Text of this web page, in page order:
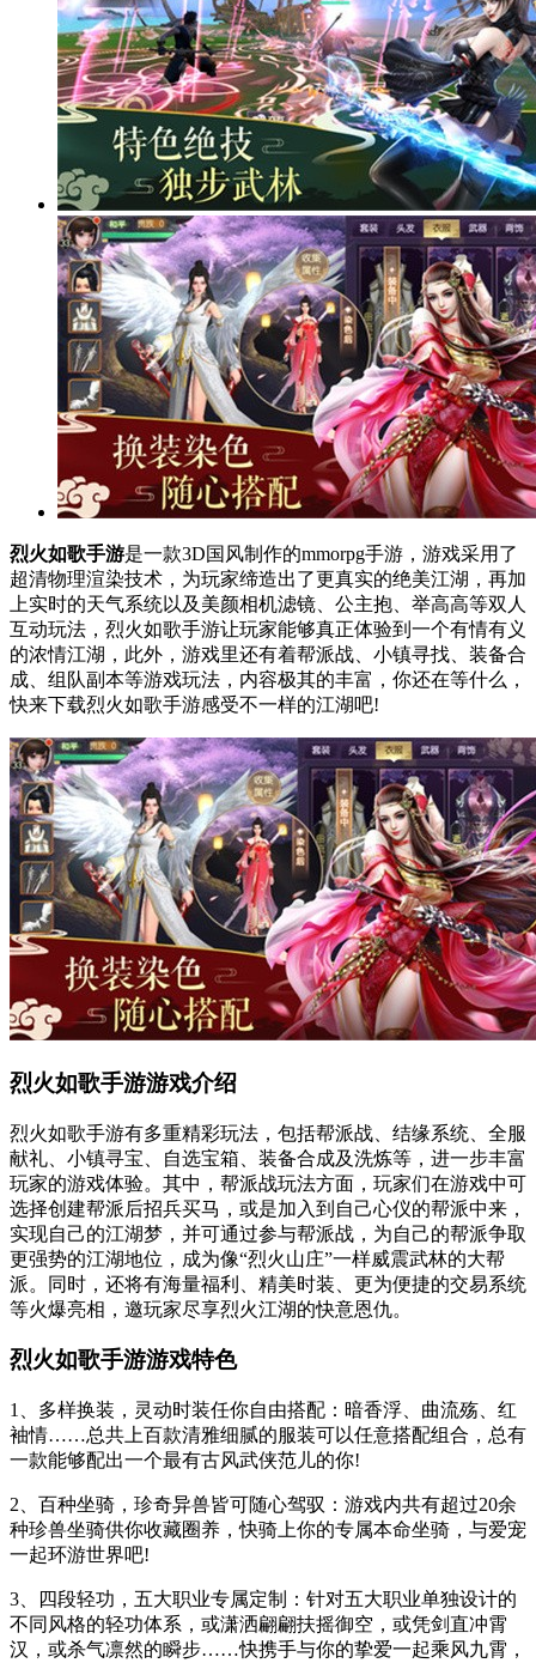
烈火如歌手游是一款3D国风制作的mmorpg手游，游戏采用了
超清物理渲染技术，为玩家缔造出了更真实的绝美江湖，再加
上实时的天气系统以及美颜相机滤镜、公主抱、举高高等双人
互动玩法，烈火如歌手游让玩家能够真正体验到一个有情有义
的浓情江湖，此外，游戏里还有着帮派战、小镇寻找、装备合
成、组队副本等游戏玩法，内容极其的丰富，你还在等什么，
快来下载烈火如歌手游感受不一样的江湖吧!
烈火如歌手游游戏介绍
烈火如歌手游有多重精彩玩法，包括帮派战、结缘系统、全服
献礼、小镇寻宝、自选宝箱、装备合成及洗炼等，进一步丰富
玩家的游戏体验。其中，帮派战玩法方面，玩家们在游戏中可
选择创建帮派后招兵买马，或是加入到自己心仪的帮派中来，
实现自己的江湖梦，并可通过参与帮派战，为自己的帮派争取
更强势的江湖地位，成为像“烈火山庄”一样威震武林的大帮
派。同时，还将有海量福利、精美时装、更为便捷的交易系统
等火爆亮相，邀玩家尽享烈火江湖的快意恩仇。
烈火如歌手游游戏特色
1、多样换装，灵动时装任你自由搭配：暗香浮、曲流殇、红
袖情……总共上百款清雅细腻的服装可以任意搭配组合，总有
一款能够配出一个最有古风武侠范儿的你!
2、百种坐骑，珍奇异兽皆可随心驾驭：游戏内共有超过20余
种珍兽坐骑供你收藏圈养，快骑上你的专属本命坐骑，与爱宠
一起环游世界吧!
3、四段轻功，五大职业专属定制：针对五大职业单独设计的
不同风格的轻功体系，或潇洒翩翩扶摇御空，或凭剑直冲霄
汉，或杀气凛然的瞬步……快携手与你的挚爱一起乘风九霄，